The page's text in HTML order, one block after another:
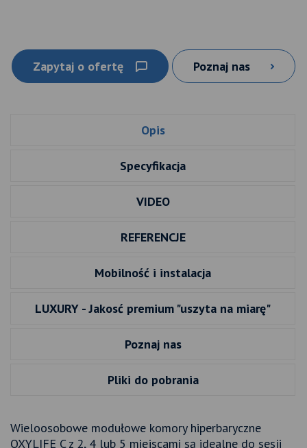
Zapytaj o ofertę Poznaj nas
Opis
Specyfikacja
VIDEO
REFERENCJE
Mobilność i instalacja
LUXURY - Jakosć premium "uszyta na miarę"
Poznaj nas
Pliki do pobrania
Wieloosobowe modułowe komory hiperbaryczne
OXYLIFE C z 2, 4 lub 5 miejscami są idealne do sesji